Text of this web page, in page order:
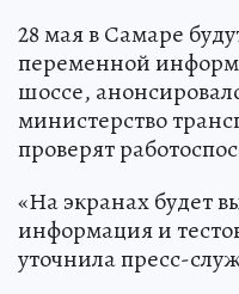
28 мая в Самаре
переменной
шоссе,
министерство
проверят
«На экранах будет
информация и
уточнила пресс-